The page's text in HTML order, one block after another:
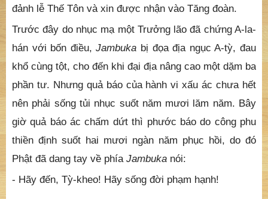
đảnh lễ Thế Tôn và xin được nhận vào Tăng đoàn.
Trước đây do nhục mạ một Trưởng lão đã chứng A-la-
hán với bốn điều,Jambuka bị đọa địa ngục A-tỳ, đau
khổ cùng tột, cho đến khi đại địa nâng cao một dặm ba
phần tư. Nhưng quả báo của hành vi xấu ác chưa hết
nên phải sống tủi nhục suốt năm mươi lăm năm. Bây
giờ quả báo ác chấm dứt thì phước báo do công phu
thiền định suốt hai mươi ngàn năm phục hồi, do đó
Phật đã dang tay về phía Jambuka nói:
- Hãy đến, Tỳ-kheo! Hãy sống đời phạm hạnh!